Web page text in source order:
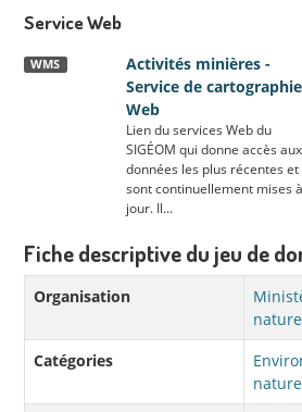
Service Web
Activités minières -
Service de cartographie
Web
WMS
Lien du services Web du
SIGÉOM qui donne accès aux
données les plus récentes et
sont continuellement mises à
jour. Il...
Fiche descriptive du jeu de
Organisation
Catégories